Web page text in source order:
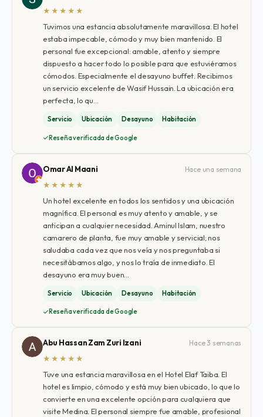
★★★★★
Tuvimos una estancia absolutamente maravillosa. El hotel
estaba impecable, cómodo y muy bien mantenido. El
personal fue excepcional: amable, atento y siempre
dispuesto a hacer todo lo posible para que estuviéramos
cómodos. Especialmente el desayuno buffet. Recibimos
un servicio excelente de Wasif Hussain. La ubicación era
perfecta, lo qu…
Servicio Ubicación Desayuno Habitación
Reseña verificada de Google
Omar Al Maani
Hace una semana
★★★★★
Un hotel excelente en todos los sentidos y una ubicación
magnífica. El personal es muy atento y amable, y se
anticipan a cualquier necesidad. Aminul Islam, nuestro
camarero de planta, fue muy amable y servicial; nos
saludaba cada vez que nos veía y nos preguntaba si
necesitábamos algo, y nos lo traía de inmediato. El
desayuno era muy buen…
Servicio Ubicación Desayuno Habitación
Reseña verificada de Google
Abu Hassan Zam Zuri Izani
Hace 3 semanas
★★★★★
Tuve una estancia maravillosa en el Hotel Elaf Taiba. El
hotel es limpio, cómodo y está muy bien ubicado, lo que lo
convierte en una excelente opción para cualquiera que
visite Medina. El personal siempre fue amable, profesional